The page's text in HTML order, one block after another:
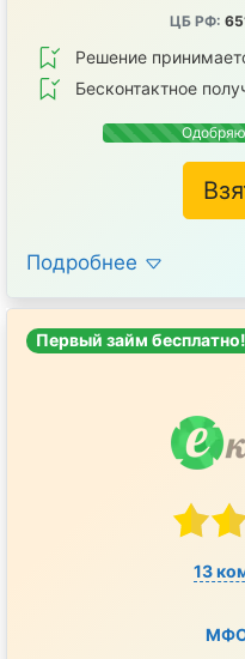
ЦБ РФ:
Решение
Бесконтактное
Подробнее
Первый займ бесплатно!
13
МФО